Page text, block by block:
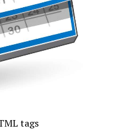
iar vântul va sufla
va fi caniculară,
depăși pe arii extinse
maxime
mai coborâte pe
valorile termice
tags